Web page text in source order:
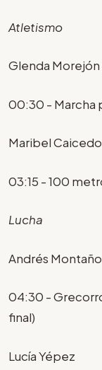
Atletismo
Glenda
00:30 - Marcha
Maribel Caicedo
03:15 - 100
Lucha
Andrés Montaño
04:30 -
final)
Lucía Yépez